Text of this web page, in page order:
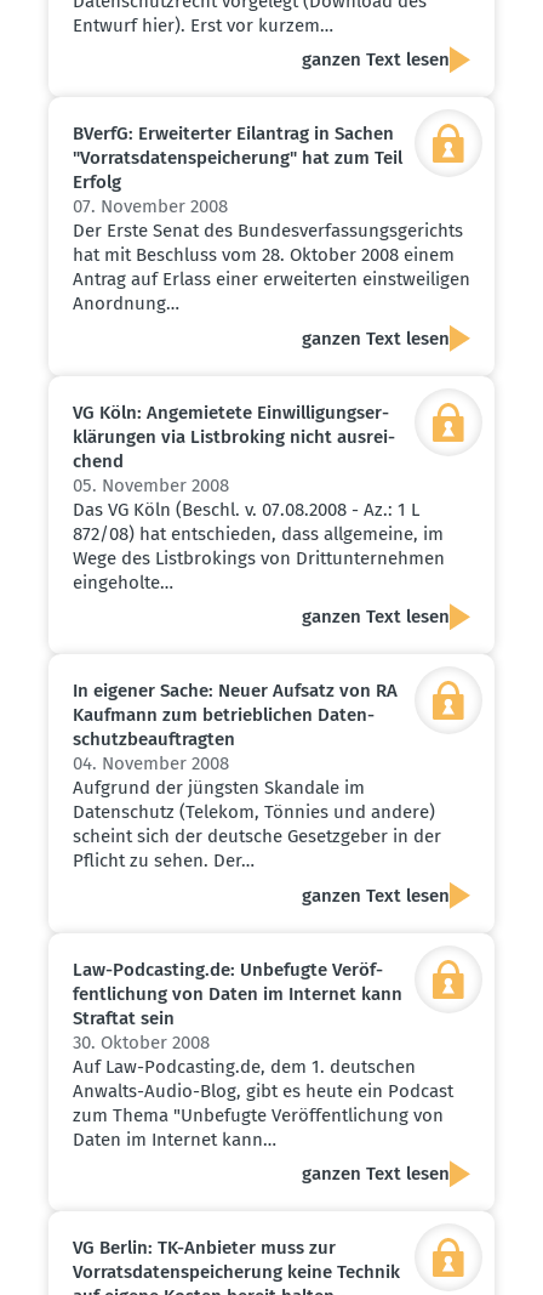
Entwurf hier). Erst vor kurzem…
ganzen Text lesen
BVerfG: Erwei­terter Eilantrag in Sachen
"Vorrats­da­ten­spei­cherung" hat zum Teil
Erfolg
07. November 2008
Der Erste Senat des Bundesverfassungsgerichts
hat mit Beschluss vom 28. Oktober 2008 einem
Antrag auf Erlass einer erweiterten einstweiligen
Anordnung…
ganzen Text lesen
VG Köln: Angemietete Einwil­li­gungs­er­
klä­rungen via Listbroking nicht ausrei­
chend
05. November 2008
Das VG Köln (Beschl. v. 07.08.2008 - Az.: 1 L
872/08) hat entschieden, dass allgemeine, im
Wege des Listbrokings von Drittunternehmen
eingeholte…
ganzen Text lesen
In eigener Sache: Neuer Aufsatz von RA
Kaufmann zum betrieb­lichen Daten­
schutz­be­auf­tragten
04. November 2008
Aufgrund der jüngsten Skandale im
Datenschutz (Telekom, Tönnies und andere)
scheint sich der deutsche Gesetzgeber in der
Pflicht zu sehen. Der…
ganzen Text lesen
Law-Podcasting.de: Unbefugte Veröf­
fent­li­chung von Daten im Internet kann
Straftat sein
30. Oktober 2008
Auf Law-Podcasting.de, dem 1. deutschen
Anwalts-Audio-Blog, gibt es heute ein Podcast
zum Thema "Unbefugte Veröffentlichung von
Daten im Internet kann…
ganzen Text lesen
VG Berlin: TK-Anbieter muss zur
Vorrats­da­ten­spei­cherung keine Technik